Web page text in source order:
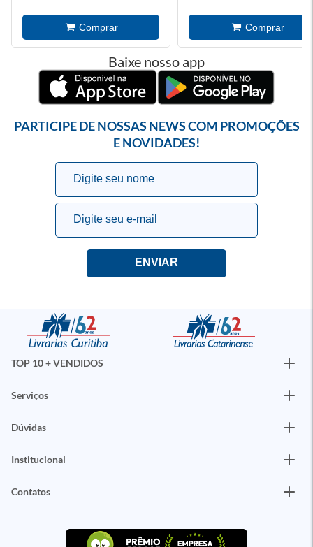
Baixe nosso app
PARTICIPE DE NOSSAS NEWS COM PROMOÇÕES
E NOVIDADES!
TOP 10 + VENDIDOS
Serviços
Dúvidas
Institucional
Contatos